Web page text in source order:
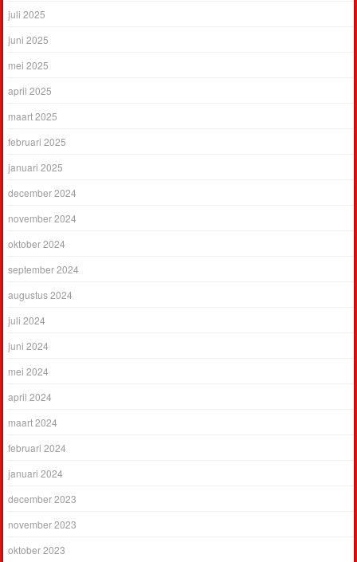
juli 2025
juni 2025
mei 2025
april 2025
maart 2025
februari 2025
januari 2025
december 2024
november 2024
oktober 2024
september 2024
augustus 2024
juli 2024
juni 2024
mei 2024
april 2024
maart 2024
februari 2024
januari 2024
december 2023
november 2023
oktober 2023